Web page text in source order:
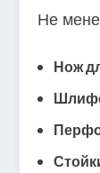
Не
Нож